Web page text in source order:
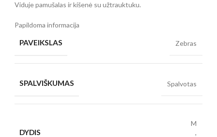
Viduje pamušalas ir kišenė su užtrauktuku.
Papildoma informacija
PAVEIKSLAS Zebras
SPALVIŠKUMAS Spalvotas
DYDIS
M
,